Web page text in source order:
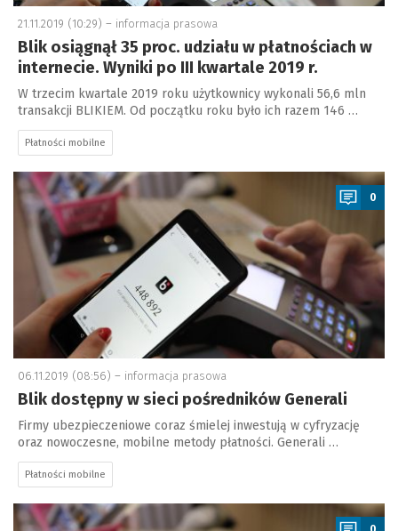
21.11.2019 (10:29) – informacja prasowa
Blik osiągnął 35 proc. udziału w płatnościach w
internecie. Wyniki po III kwartale 2019 r.
W trzecim kwartale 2019 roku użytkownicy wykonali 56,6 mln
transakcji BLIKIEM. Od początku roku było ich razem 146 …
Płatności mobilne
a
0
06.11.2019 (08:56) – informacja prasowa
Blik dostępny w sieci pośredników Generali
Firmy ubezpieczeniowe coraz śmielej inwestują w cyfryzację
oraz nowoczesne, mobilne metody płatności. Generali …
Płatności mobilne
a